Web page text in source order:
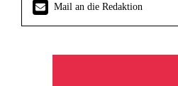
Mail an die Redaktion